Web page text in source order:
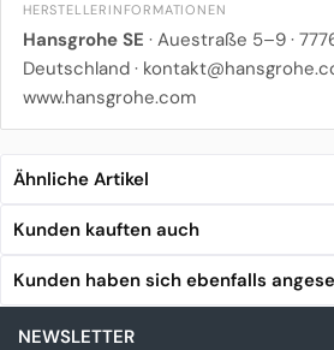
HERSTELLERINFORMATIONEN
Hansgrohe SE · Auestraße 5–9 ·
Deutschland ·
www.hansgrohe.com
Ähnliche Artikel
Kunden kauften auch
Kunden haben sich ebenfalls
NEWSLETTER